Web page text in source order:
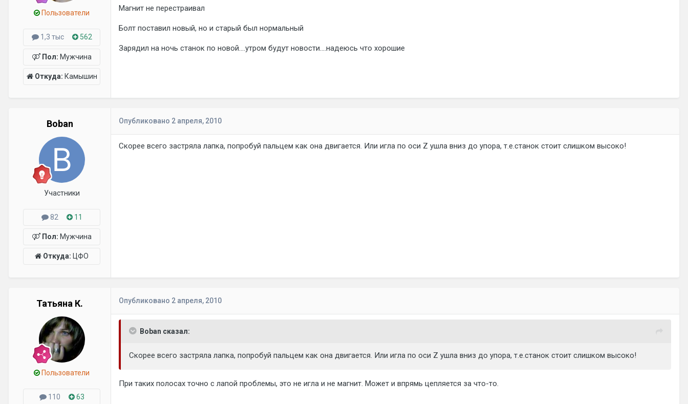
Пользователи
1,3 тыс 562
Пол: Мужчина
Откуда: Камышин
Магнит не перестраивал
Болт поставил новый, но и старый был нормальный
Зарядил на ночь станок по новой....утром будут новости....надеюсь что хорошие
Boban
Участники
82 11
Пол: Мужчина
Откуда: ЦФО
Опубликовано 2 апреля, 2010
Скорее всего застряла лапка, попробуй пальцем как она двигается. Или игла по оси Z ушла вниз до упора, т.е.станок стоит слишком высоко!
Татьяна К.
Пользователи
110 63
Опубликовано 2 апреля, 2010
Boban сказал:
Скорее всего застряла лапка, попробуй пальцем как она двигается. Или игла по оси Z ушла вниз до упора, т.е.станок стоит слишком высоко!
При таких полосах точно с лапой проблемы, это не игла и не магнит. Может и впрямь цепляется за что-то.